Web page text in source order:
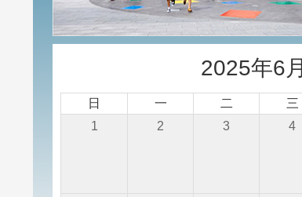
2025年6月
日 一 二 三
1
2 3 4